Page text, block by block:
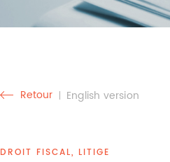
Retour English version
DROIT FISCAL, LITIGE